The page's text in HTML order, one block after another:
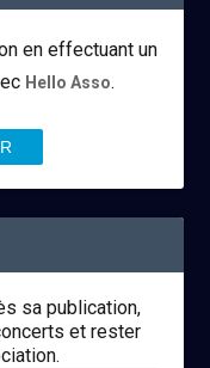
en effectuant un
Hello Asso.
sa publication,
et rester